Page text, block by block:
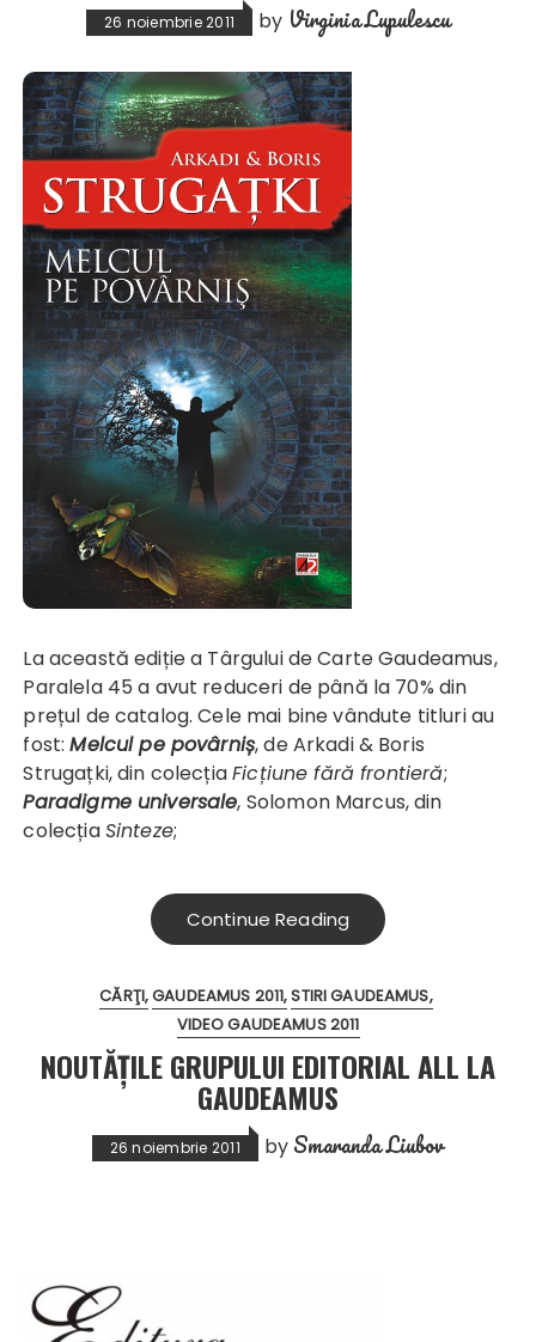
26 noiembrie 2011 by Virginia Lupulescu
La această ediție a Târgului de Carte Gaudeamus,
Paralela 45 a avut reduceri de până la 70% din
prețul de catalog. Cele mai bine vândute titluri au
fost:Melcul pe povârniș, de Arkadi & Boris
Strugațki, din colecțiaFicțiune fără frontieră;
Paradigme universale, Solomon Marcus, din
colecțiaSinteze;
Continue Reading
CĂRŢI GAUDEAMUS 2011 STIRI GAUDEAMUS
VIDEO GAUDEAMUS 2011
NOUTĂŢILE GRUPULUI EDITORIAL ALL LA
GAUDEAMUS
26 noiembrie 2011 by Smaranda Liubov